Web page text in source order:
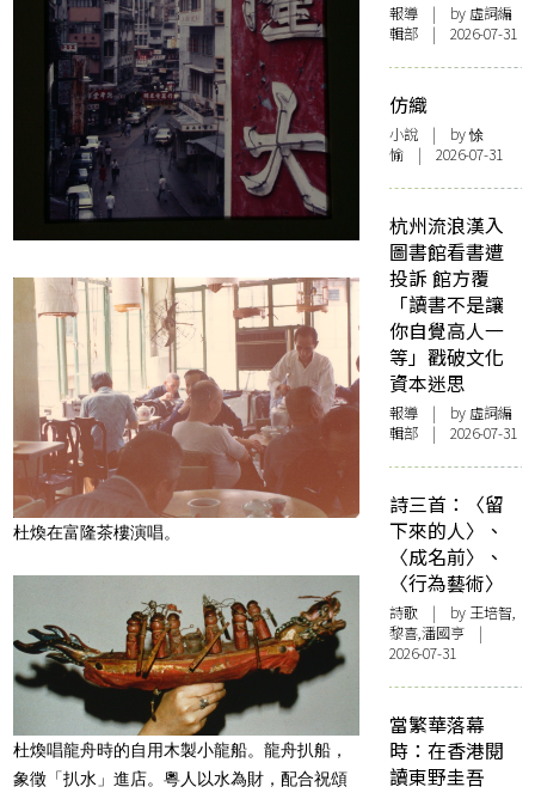
杜煥在富隆茶樓演唱。
杜煥唱龍舟時的自用木製小龍船。龍舟扒船，
象徵「扒水」進店。粵人以水為財，配合祝頌
報導 | by 虛詞編
輯部 | 2026-07-31
仿織
小說 | by 悇
愉 | 2026-07-31
杭州流浪漢入
圖書館看書遭
投訴 館方覆
「讀書不是讓
你自覺高人一
等」戳破文化
資本迷思
報導 | by 虛詞編
輯部 | 2026-07-31
詩三首：〈留
下來的人〉、
〈成名前〉、
〈行為藝術〉
詩歌 | by 王培智,
黎喜,潘國亨 |
2026-07-31
當繁華落幕
時：在香港閱
讀東野圭吾